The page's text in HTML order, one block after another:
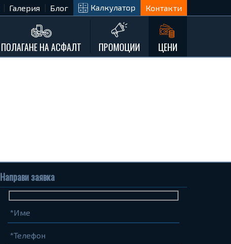
Галерия Блог Калкулатор Контакти
ПОЛАГАНЕ НА АСФАЛТ ПРОМОЦИИ ЦЕНИ
Направи заявка
Име
(задължително)
Телефон
(задължително)
Запитване...